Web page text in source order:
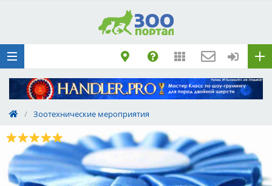
/ Зоотехнические мероприятия
метрики
Поездку
Обращение